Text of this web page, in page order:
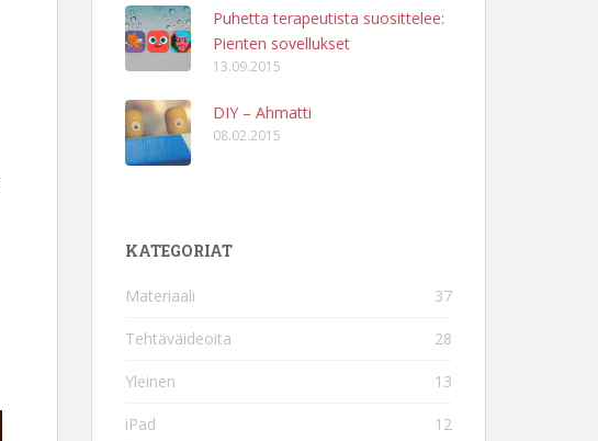
Puhetta terapeutista suosittelee:
Pienten sovellukset
13.09.2015
DIY – Ahmatti
08.02.2015
KATEGORIAT
Materiaali 37
Tehtäväideoita 28
Yleinen 13
iPad 12